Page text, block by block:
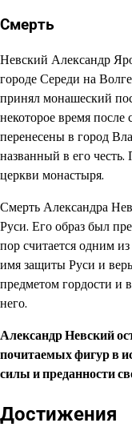
Смерть
Невский Александр
городе Середи на
принял монашеский
некоторое время
перенесены в город
названный в его
церкви монастыря.
Смерть Александра
Руси. Его образ был
пор считается одним
имя защиты Руси и
предметом гордости и
него.
Александр Невский
почитаемых фигур в
силы и преданности
Достижения